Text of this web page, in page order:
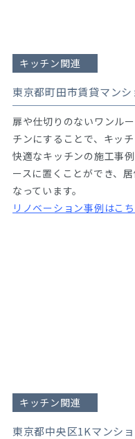
キッチン関連
東京都町田市賃貸マン
扉や仕切りのないワンル
チンにすることで、キッ
快適なキッチンの施工事
ースに置くことができ、
なっています。
リノベーション事例はこ
キッチン関連
東京都中央区1Kマンシ